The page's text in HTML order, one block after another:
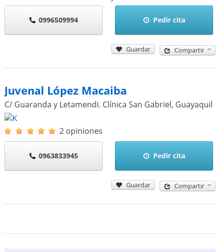
0996509994 Pedir cita
Guardar Compartir
Juvenal López Macaiba
C/ Guaranda y Letamendi. Clínica San Gabriel, Guayaquil
2 opiniones
0963833945 Pedir cita
Guardar Compartir